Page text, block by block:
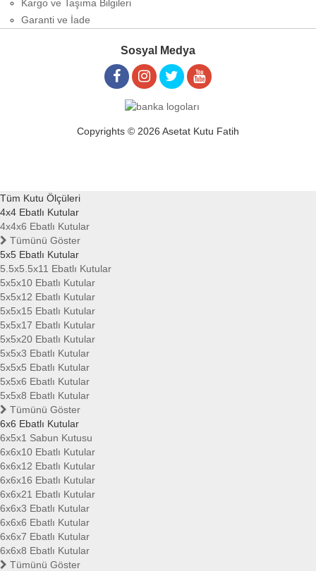
Kargo ve Taşıma Bilgileri
Garanti ve İade
Sosyal Medya
Copyrights © 2026 Asetat Kutu Fatih
Tüm Kutu Ölçüleri
4x4 Ebatlı Kutular
4x4x6 Ebatlı Kutular
Tümünü Göster
5x5 Ebatlı Kutular
5.5x5.5x11 Ebatlı Kutular
5x5x10 Ebatlı Kutular
5x5x12 Ebatlı Kutular
5x5x15 Ebatlı Kutular
5x5x17 Ebatlı Kutular
5x5x20 Ebatlı Kutular
5x5x3 Ebatlı Kutular
5x5x5 Ebatlı Kutular
5x5x6 Ebatlı Kutular
5x5x8 Ebatlı Kutular
Tümünü Göster
6x6 Ebatlı Kutular
6x5x1 Sabun Kutusu
6x6x10 Ebatlı Kutular
6x6x12 Ebatlı Kutular
6x6x16 Ebatlı Kutular
6x6x21 Ebatlı Kutular
6x6x3 Ebatlı Kutular
6x6x6 Ebatlı Kutular
6x6x7 Ebatlı Kutular
6x6x8 Ebatlı Kutular
Tümünü Göster